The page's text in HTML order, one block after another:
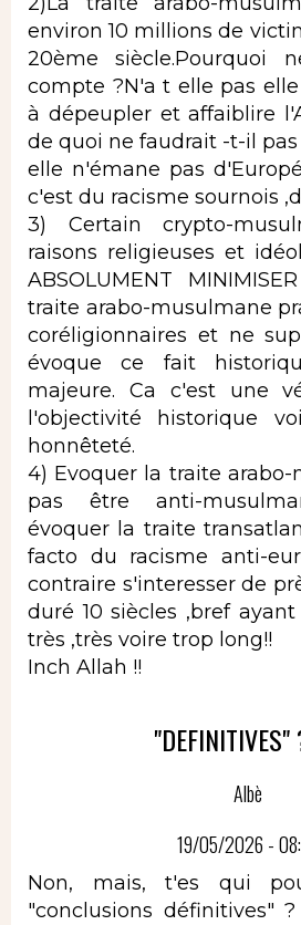
environ 10 millions de
20ème siècle.Pourquoi
compte ?N'a t elle pas
à dépeupler et affaiblire
de quoi ne faudrait -t-il
elle n'émane pas
c'est du racisme sournois
3) Certain crypto-
raisons religieuses et
ABSOLUMENT
traite arabo-musulmane
coréligionnaires et ne
évoque ce fait
majeure. Ca c'est une
l'objectivité historique
honnêteté.
4) Evoquer la traite
pas être anti-
évoquer la traite
facto du racisme anti-
contraire s'interesser de
duré 10 siècles ,bref
très ,très voire trop long!!
Inch Allah !!
Albè
19/05/2026 -
Non, mais, t'es qui
"conclusions définitives"